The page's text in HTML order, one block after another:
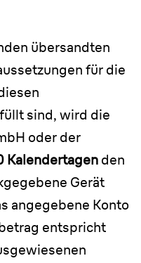
übersandten
für die
sind, wird die
oder der
Kalendertagen den
Gerät
angegebene Konto
entspricht